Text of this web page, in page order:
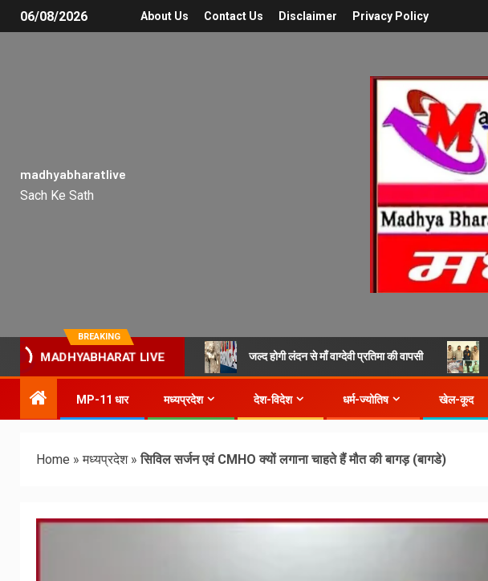
06/08/2026 About Us Contact Us Disclaimer Privacy Policy
madhyabharatlive
Sach Ke Sath
BREAKING
MADHYABHARAT LIVE जल्द होगी लंदन से माँ वाग्देवी प्रतिमा की वापसी
MP-11 धार मध्यप्रदेश देश-विदेश धर्म-ज्योतिष खेल-कूद
Home »मध्यप्रदेश»सिविल सर्जन एवं CMHO क्यों लगाना चाहते हैं मौत की बागड़ (बागडे)